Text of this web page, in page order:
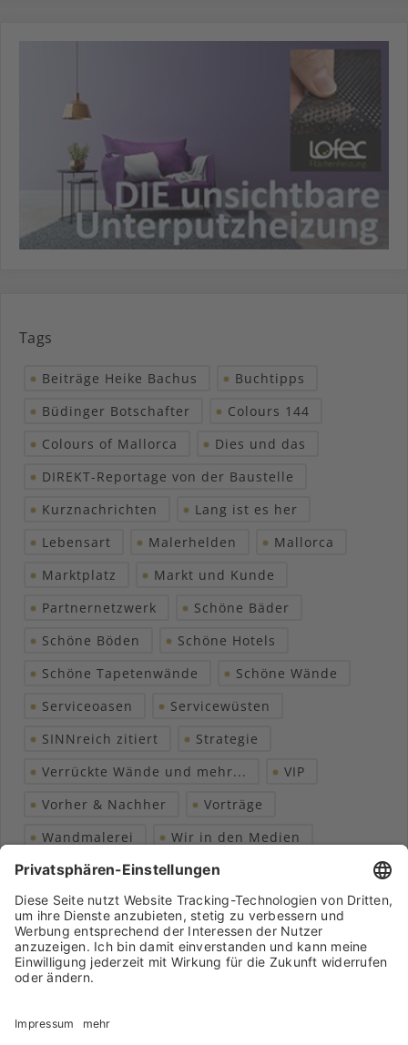
Tags
Beiträge Heike Bachus
Buchtipps
Büdinger Botschafter
Colours 144
Colours of Mallorca
Dies und das
DIREKT-Reportage von der Baustelle
Kurznachrichten
Lang ist es her
Lebensart
Malerhelden
Mallorca
Marktplatz
Markt und Kunde
Partnernetzwerk
Schöne Bäder
Schöne Böden
Schöne Hotels
Schöne Tapetenwände
Schöne Wände
Serviceoasen
Servicewüsten
SINNreich zitiert
Strategie
Verrückte Wände und mehr...
VIP
Vorher & Nachher
Vorträge
Wandmalerei
Wir in den Medien
Wohngesundheit
Markenpartner